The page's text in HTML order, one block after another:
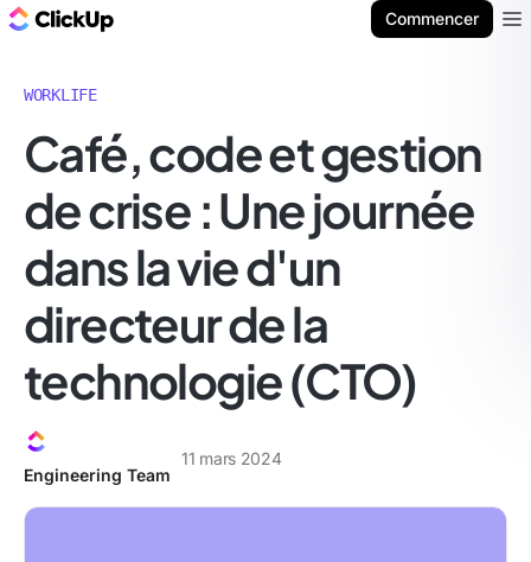
Commencer
WORKLIFE
Café, code et gestion
de crise : Une journée
dans la vie d'un
directeur de la
technologie (CTO)
Engineering Team
11 mars 2024